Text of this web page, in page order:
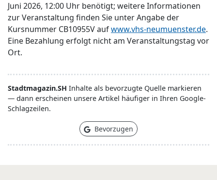
Juni 2026, 12:00 Uhr benötigt; weitere Informationen
zur Veranstaltung finden Sie unter Angabe der
Kursnummer CB10955V aufwww.vhs-neumuenster.de.
Eine Bezahlung erfolgt nicht am Veranstaltungstag vor
Ort.
Stadtmagazin.SH Inhalte als bevorzugte Quelle markieren
— dann erscheinen unsere Artikel häufiger in Ihren Google-
Schlagzeilen.
Bevorzugen